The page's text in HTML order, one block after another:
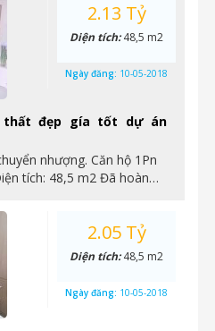
thất đẹp gía tốt dự án
nhượng. Căn hộ 1Pn
tích: 48,5 m2 Đã hoàn…
2.13 Tỷ
Diện tích:48,5 m2
Ngày đăng: 10-05-2018
2.05 Tỷ
Diện tích:48,5 m2
Ngày đăng: 10-05-2018